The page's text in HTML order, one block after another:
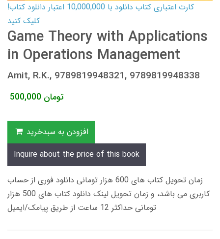
کارت اعتباری کتاب دانلود با 10,000,000 اعتبار دانلود کتاب!
کلیک کنید
Game Theory with Applications
in Operations Management
Amit, R.K., 9789819948321, 9789819948338
500,000 تومان
افزودن به سبدخرید
Inquire about the price of this book
زمان تحویل کتاب های 600 هزار تومانی دانلود فوری از حساب
کاربری می باشد، و زمان تحویل لینک دانلود کتاب های 500 هزار
تومانی حداکثر 12 ساعت از طریق پیامک/ایمیل